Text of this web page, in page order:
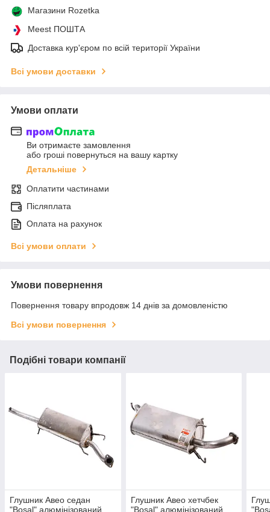
Магазини Rozetka
Meest ПОШТА
Доставка кур'єром по всій території України
Всі умови доставки
Умови оплати
Ви отримаєте замовлення
або гроші повернуться на вашу картку
Детальніше
Оплатити частинами
Післяплата
Оплата на рахунок
Всі умови оплати
Умови повернення
Повернення товару впродовж 14 днів за домовленістю
Всі умови повернення
Подібні товари компанії
Глушник Авео седан
"Bosal" алюмінізований
Глушник Авео хетчбек
"Bosal" алюмінізований